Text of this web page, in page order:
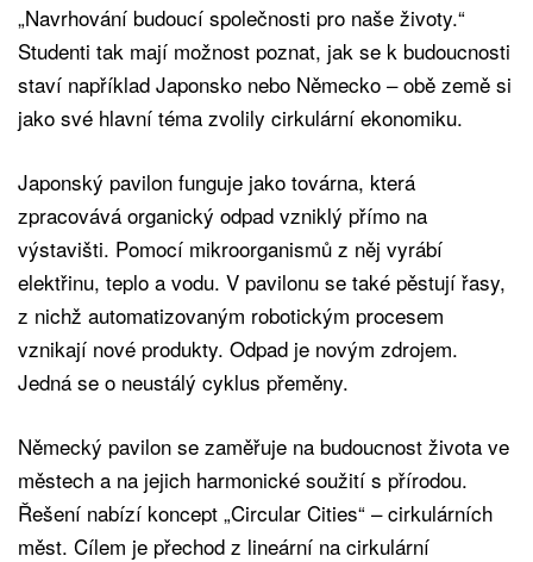
„Navrhování budoucí společnosti pro naše životy.“
Studenti tak mají možnost poznat, jak se k budoucnosti
staví například Japonsko nebo Německo – obě země si
jako své hlavní téma zvolily cirkulární ekonomiku.
Japonský pavilon funguje jako továrna, která
zpracovává organický odpad vzniklý přímo na
výstavišti. Pomocí mikroorganismů z něj vyrábí
elektřinu, teplo a vodu. V pavilonu se také pěstují řasy,
z nichž automatizovaným robotickým procesem
vznikají nové produkty. Odpad je novým zdrojem.
Jedná se o neustálý cyklus přeměny.
Německý pavilon se zaměřuje na budoucnost života ve
městech a na jejich harmonické soužití s přírodou.
Řešení nabízí koncept „Circular Cities“ – cirkulárních
měst. Cílem je přechod z lineární na cirkulární